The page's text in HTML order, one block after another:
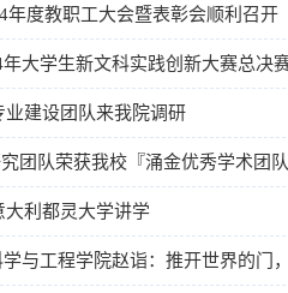
年度教职工大会暨表彰会顺利召开
大学生新文科实践创新大赛总决
建设团队来我院调研
团队荣获我校『涌金优秀学术团队
利都灵大学讲学
与工程学院赵诣：推开世界的门